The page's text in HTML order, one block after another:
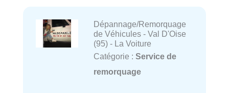
Dépannage/Remorquage
de Véhicules - Val D'Oise
(95) - La Voiture
Catégorie : Service de
remorquage